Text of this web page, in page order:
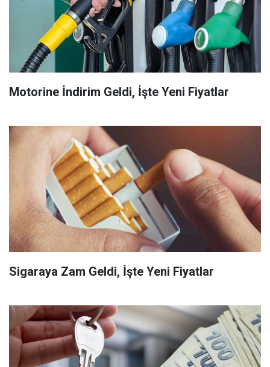
Motorine İndirim Geldi, İşte Yeni Fiyatlar
Sigaraya Zam Geldi, İşte Yeni Fiyatlar